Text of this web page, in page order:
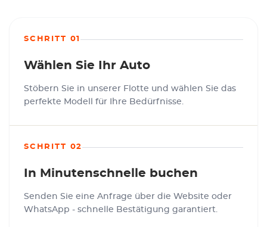
SCHRITT 01
Wählen Sie Ihr Auto
Stöbern Sie in unserer Flotte und wählen Sie das
perfekte Modell für Ihre Bedürfnisse.
SCHRITT 02
In Minutenschnelle buchen
Senden Sie eine Anfrage über die Website oder
WhatsApp - schnelle Bestätigung garantiert.